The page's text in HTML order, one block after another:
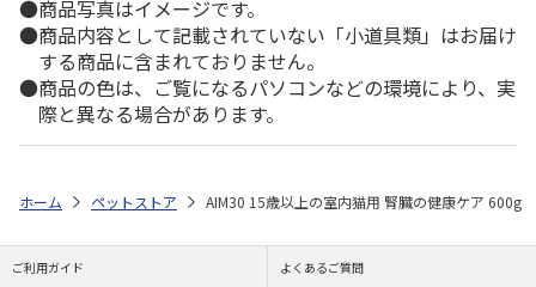
商品写真はイメージです。
商品内容として記載されていない「小道具類」はお届け
する商品に含まれておりません。
商品の色は、ご覧になるパソコンなどの環境により、実
際と異なる場合があります。
ホーム ペットストア AIM30 15歳以上の室内猫用 腎臓の健康ケア 600g
ご利用ガイド よくあるご質問